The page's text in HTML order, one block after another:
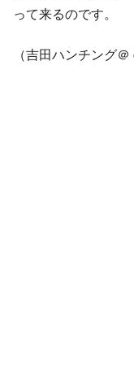
って来るのです。
（吉田ハンチング＠